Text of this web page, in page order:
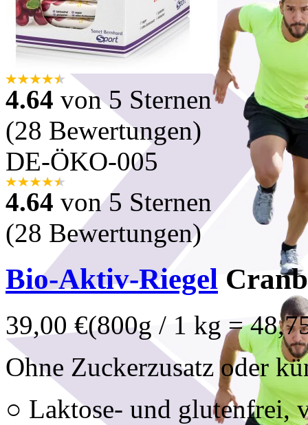
4.64 von 5 Sternen
(28 Bewertungen)
DE-ÖKO-005
4.64 von 5 Sternen
(28 Bewertungen)
Bio-Aktiv-Riegel
39,00 €(800g / 1 kg =
Ohne Zuckerzusatz oder
○ Laktose- und glutenfrei,